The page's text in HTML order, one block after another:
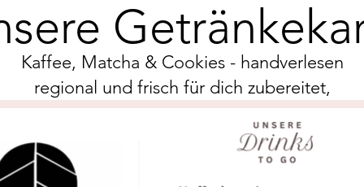
Kaffee, Matcha & Cookies - handverlesen
regional und frisch für dich zubereitet,